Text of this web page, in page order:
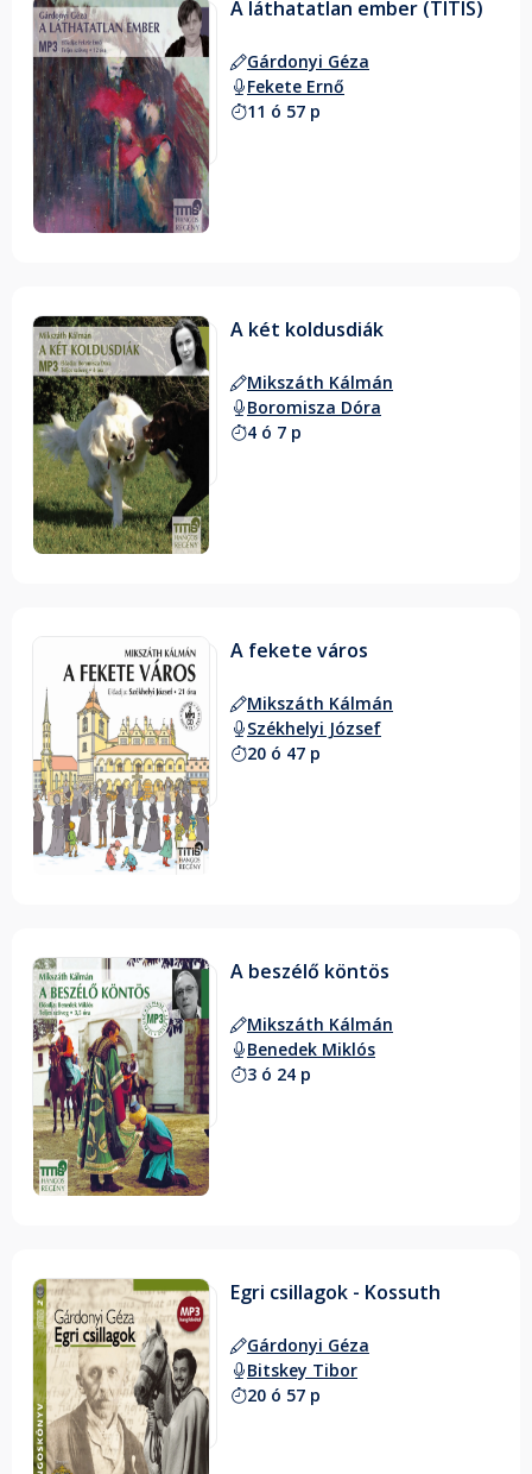
A láthatatlan ember (TITIS)
Gárdonyi Géza
Fekete Ernő
11 ó 57 p
A két koldusdiák
Mikszáth Kálmán
Boromisza Dóra
4 ó 7 p
A fekete város
Mikszáth Kálmán
Székhelyi József
20 ó 47 p
A beszélő köntös
Mikszáth Kálmán
Benedek Miklós
3 ó 24 p
Egri csillagok - Kossuth
Gárdonyi Géza
Bitskey Tibor
20 ó 57 p